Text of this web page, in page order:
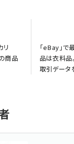
リ
商品
「eBay」
品は衣料品
取引データ